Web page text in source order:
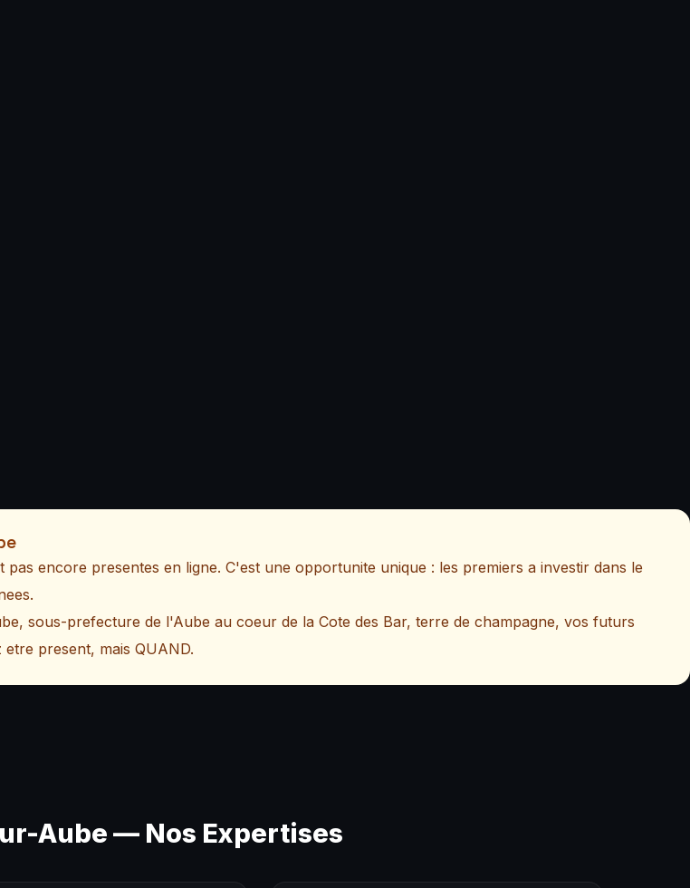
encore presentes en ligne. C'est une opportunite unique : les premiers a investir dans le
sous-prefecture de l'Aube au coeur de la Cote des Bar, terre de champagne, vos futurs
present, mais QUAND.
Aube — Nos Expertises